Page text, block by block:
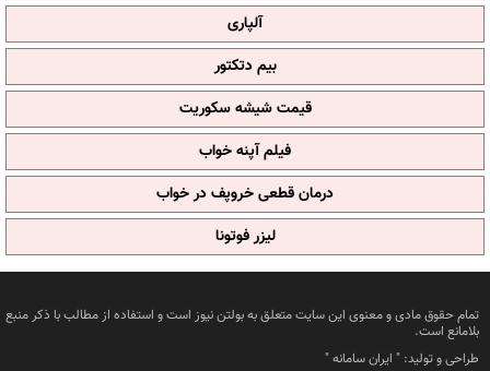
آلپاری
بیم دتکتور
قیمت شیشه سکوریت
فیلم آپنه خواب
درمان قطعی خروپف در خواب
لیزر فوتونا
تمام حقوق مادی و معنوی این سایت متعلق به بولتن نیوز است و استفاده از مطالب با ذکر منبع
بلامانع است.
طراحی و تولید: " ایران سامانه"